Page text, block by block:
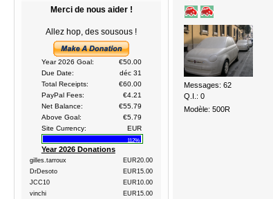
Merci de nous aider !
Allez hop, des sousous !
Year 2026 Goal:
€50.00
Due Date:
déc 31
Total Receipts:
€60.00
PayPal Fees:
€4.21
Net Balance:
€55.79
Above Goal:
€5.79
Site Currency:
EUR
112%
Year 2026 Donations
gilles.tarroux
EUR20.00
DrDesoto
EUR15.00
JCC10
EUR10.00
vinchi
EUR15.00
Messages: 62
Q.I.: 0
Modèle: 500R